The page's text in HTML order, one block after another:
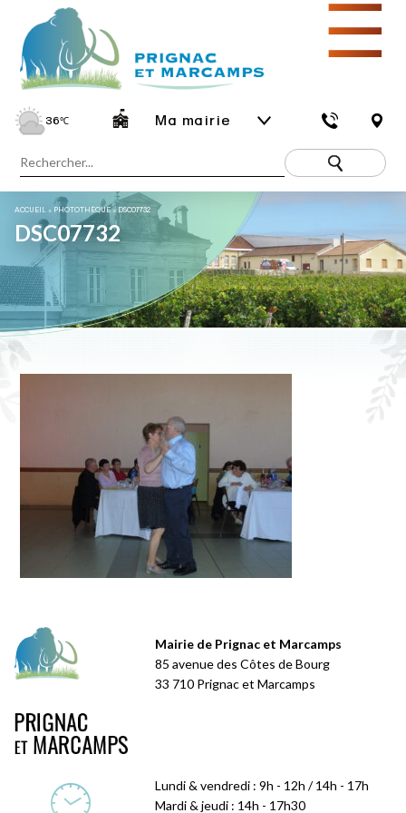
36℃ Ma mairie
☰
ACCUEIL » PHOTOTHÈQUE»DSC07732
DSC07732
Mairie de Prignac et Marcamps
85 avenue des Côtes de Bourg
33 710 Prignac et Marcamps
Lundi & vendredi : 9h - 12h / 14h - 17h
Mardi & jeudi : 14h - 17h30